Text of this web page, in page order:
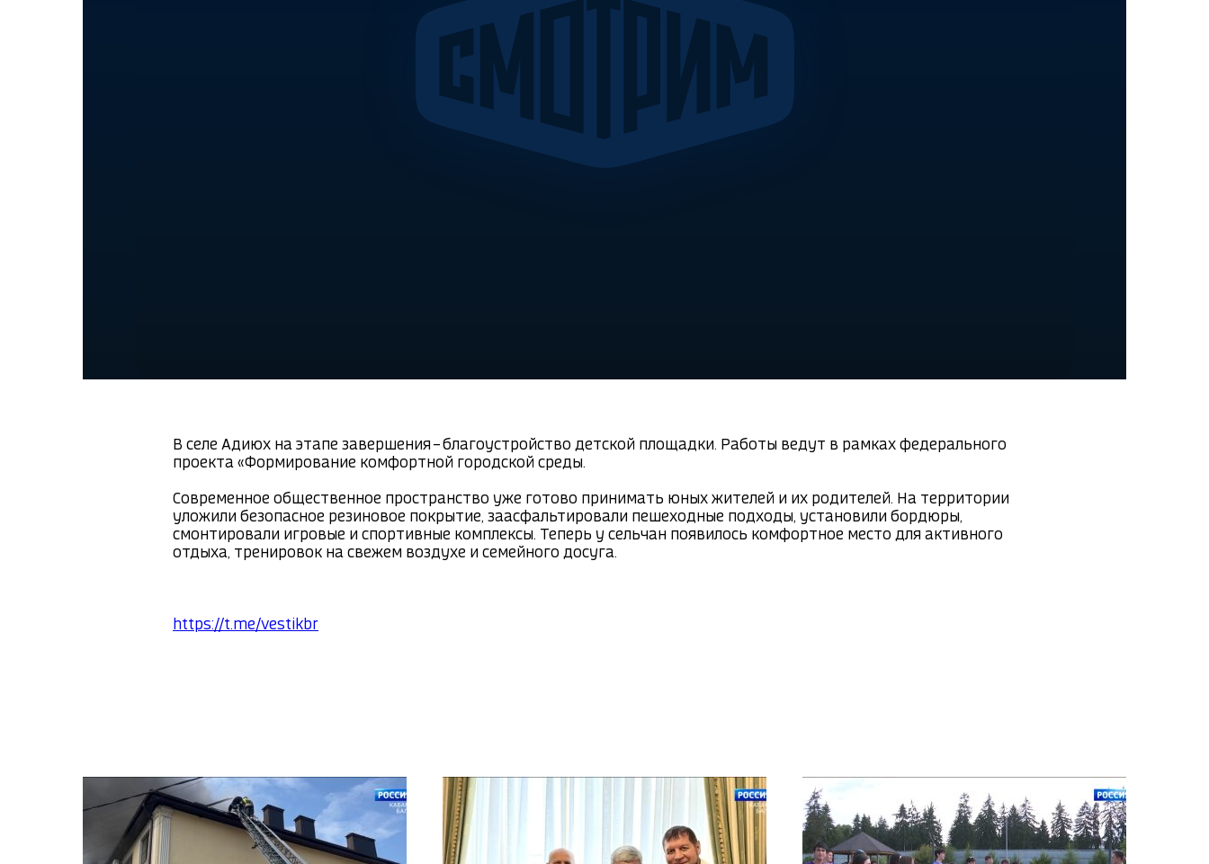
В селе Адиюх на этапе завершения – благоустройство детской площадки. Работы ведут в рамках федерального
проекта «Формирование комфортной городской среды.
Современное общественное пространство уже готово принимать юных жителей и их родителей. На территории
уложили безопасное резиновое покрытие, заасфальтировали пешеходные подходы, установили бордюры,
смонтировали игровые и спортивные комплексы. Теперь у сельчан появилось комфортное место для активного
отдыха, тренировок на свежем воздухе и семейного досуга.
https://t.me/vestikbr